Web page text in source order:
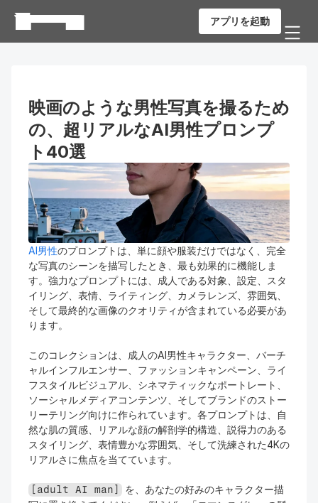
アプリを起動
映画のような男性写真を撮るため
の、超リアルなAI男性プロンプ
ト40選
AI男性のプロンプトは、単に顔や服装だけではなく、完全
な写真のシーンを描写したとき、最も効果的に機能しま
す。強力なプロンプトには、成人である対象、設定、スタ
イリング、表情、ライティング、カメラレンズ、雰囲気、
そして最終的な画像のクオリティが含まれている必要があ
ります。
このコレクションは、成人のAI男性キャラクター、バーチ
ャルインフルエンサー、ファッションキャンペーン、ライ
フスタイルビジュアル、シネマティックなポートレート、
ソーシャルメディアコンテンツ、そしてブランドのストー
リーテリング向けに作られています。各プロンプトは、自
然な肌の質感、リアルな顔の解剖学的構造、説得力のある
スタイリング、表情豊かな雰囲気、そして洗練された4Kの
リアルさに焦点を当てています。
[adult AI man] を、あなたの好みのキャラクター描